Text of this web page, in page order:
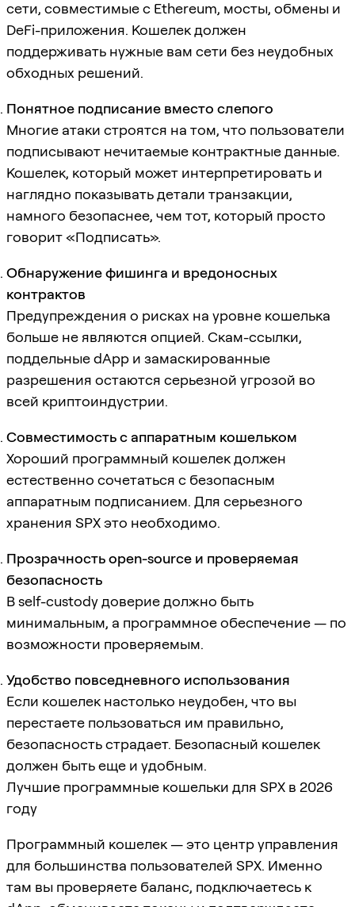
сети, совместимые с Ethereum, мосты, обмены и
DeFi-приложения. Кошелек должен
поддерживать нужные вам сети без неудобных
обходных решений.
Понятное подписание вместо слепого
Многие атаки строятся на том, что пользователи
подписывают нечитаемые контрактные данные.
Кошелек, который может интерпретировать и
наглядно показывать детали транзакции,
намного безопаснее, чем тот, который просто
говорит «Подписать».
Обнаружение фишинга и вредоносных
контрактов
Предупреждения о рисках на уровне кошелька
больше не являются опцией. Скам-ссылки,
поддельные dApp и замаскированные
разрешения остаются серьезной угрозой во
всей криптоиндустрии.
Совместимость с аппаратным кошельком
Хороший программный кошелек должен
естественно сочетаться с безопасным
аппаратным подписанием. Для серьезного
хранения SPX это необходимо.
Прозрачность open-source и проверяемая
безопасность
В self-custody доверие должно быть
минимальным, а программное обеспечение — по
возможности проверяемым.
Удобство повседневного использования
Если кошелек настолько неудобен, что вы
перестаете пользоваться им правильно,
безопасность страдает. Безопасный кошелек
должен быть еще и удобным.
Лучшие программные кошельки для SPX в 2026
году
Программный кошелек — это центр управления
для большинства пользователей SPX. Именно
там вы проверяете баланс, подключаетесь к